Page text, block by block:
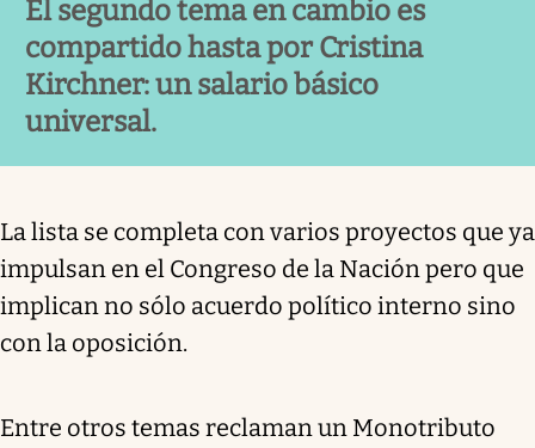
El segundo tema en cambio es
compartido hasta por Cristina
Kirchner: un salario básico
universal.
La lista se completa con varios proyectos que ya
impulsan en el Congreso de la Nación pero que
implican no sólo acuerdo político interno sino
con la oposición.
Entre otros temas reclaman un Monotributo